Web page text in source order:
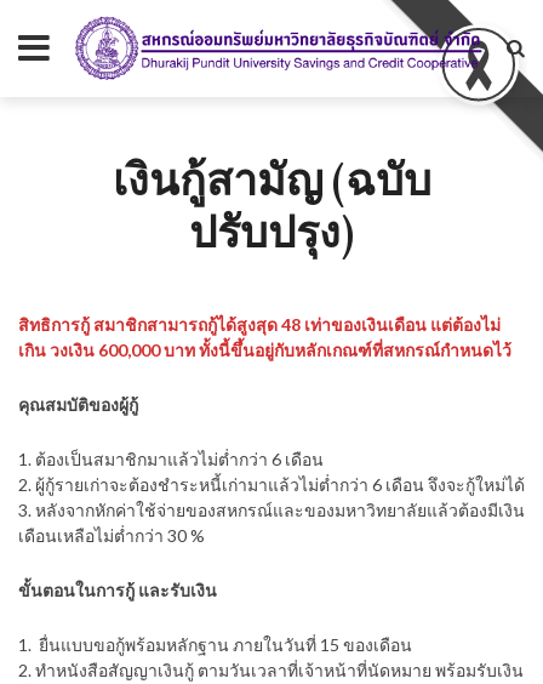
เงินกู้สามัญ (ฉบับ
ปรับปรุง)
สิทธิการกู้ สมาชิกสามารถกู้ได้สูงสุด 48 เท่าของเงินเดือน แต่ต้องไม่
เกิน วงเงิน 600,000 บาท ทั้งนี้ขึ้นอยู่กับหลักเกณฑ์ที่สหกรณ์กำหนดไว้
คุณสมบัติของผู้กู้
1. ต้องเป็นสมาชิกมาแล้วไม่ต่ำกว่า 6 เดือน
2. ผู้กู้รายเก่าจะต้องชำระหนี้เก่ามาแล้วไม่ต่ำกว่า 6 เดือน จึงจะกู้ใหม่ได้
3. หลังจากหักค่าใช้จ่ายของสหกรณ์และของมหาวิทยาลัยแล้วต้องมีเงิน
เดือนเหลือไม่ต่ำกว่า 30 %
ขั้นตอนในการกู้ และรับเงิน
1. ยื่นแบบขอกู้พร้อมหลักฐาน ภายในวันที่ 15 ของเดือน
2. ทำหนังสือสัญญาเงินกู้ ตามวันเวลาที่เจ้าหน้าที่นัดหมาย พร้อมรับเงิน